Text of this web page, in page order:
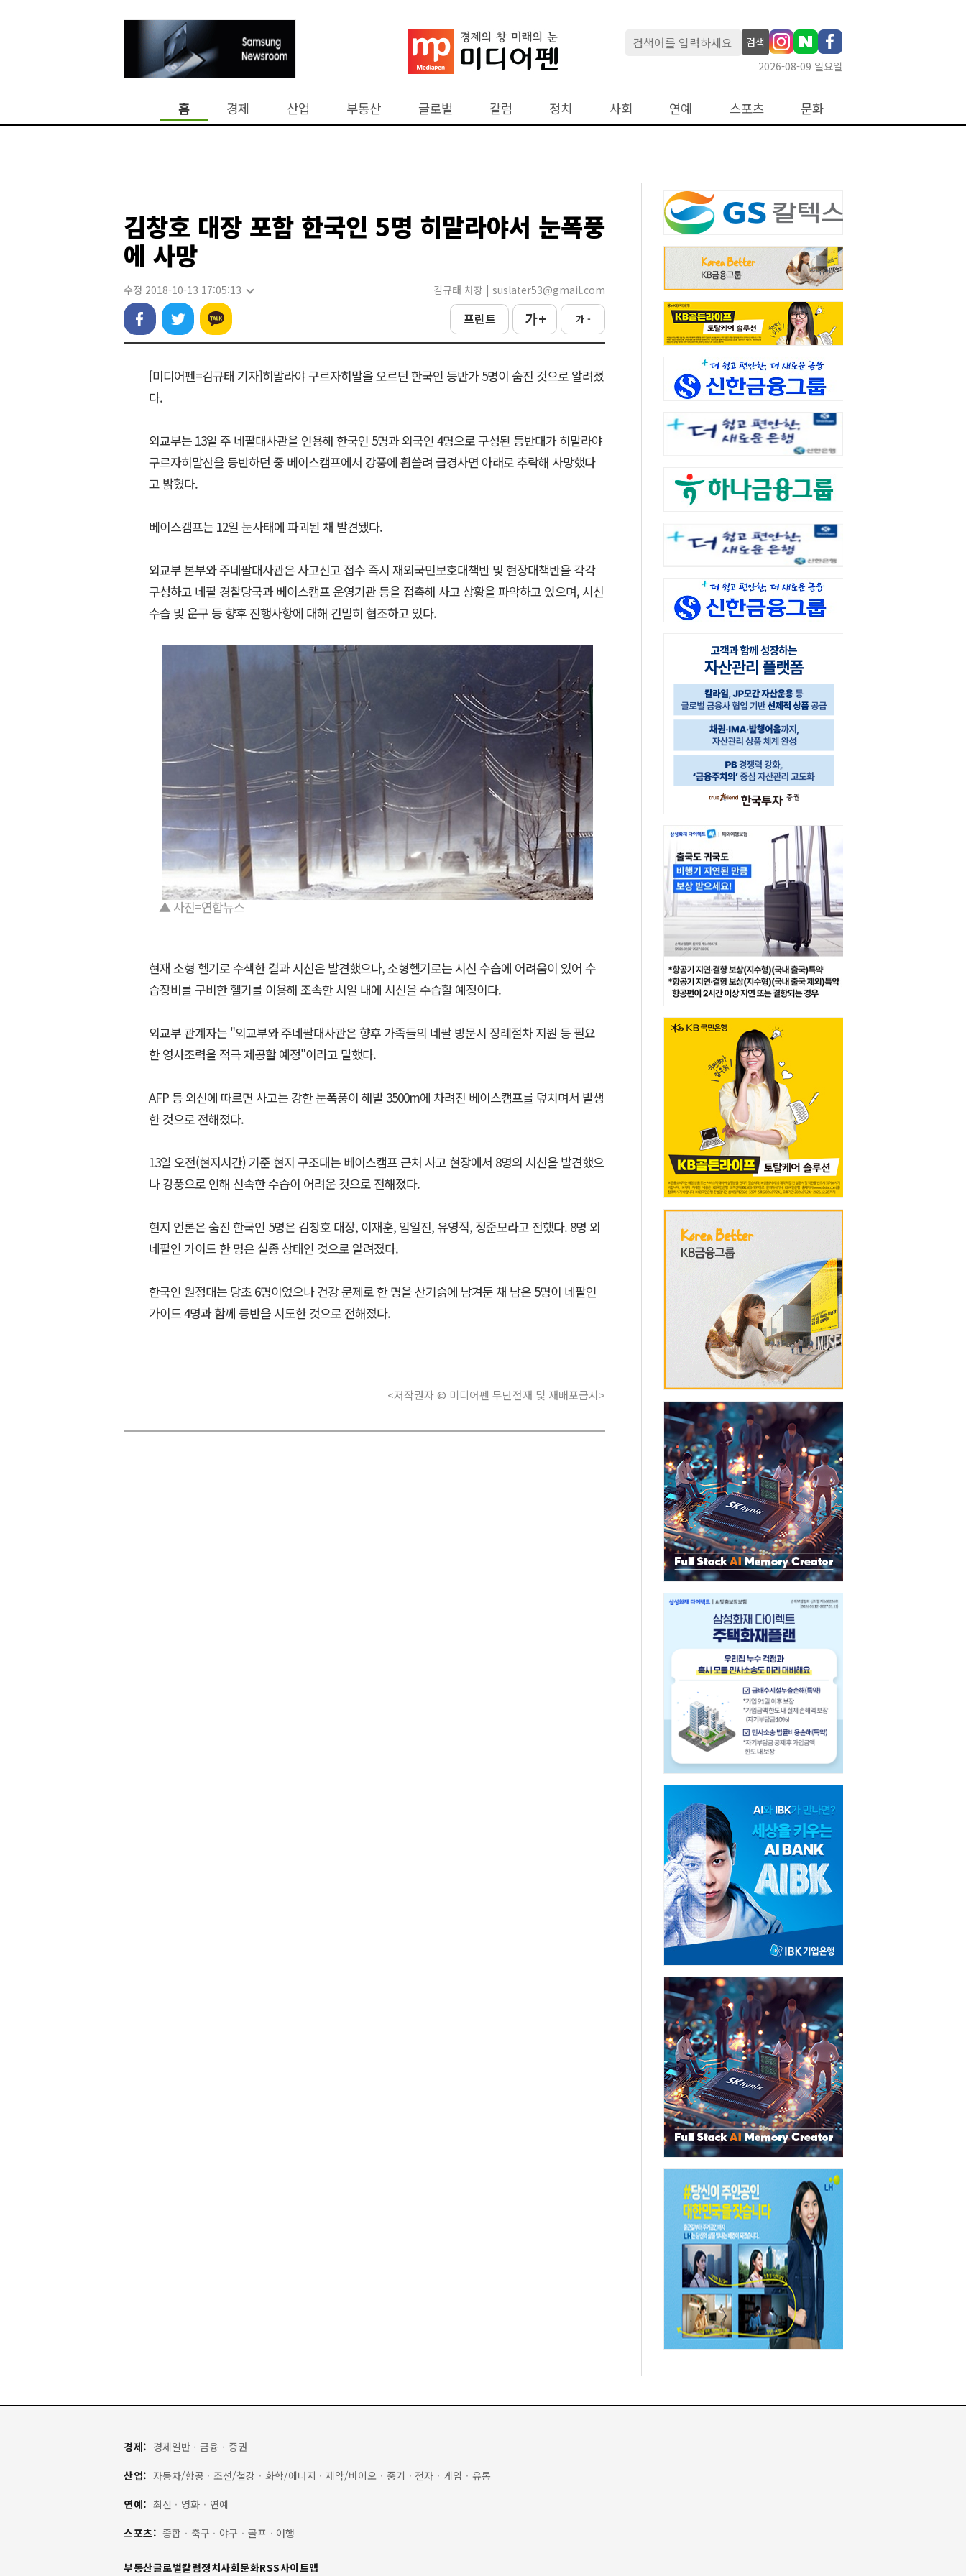
검색
2026-08-09 일요일
홈 경제 산업 부동산 글로벌 칼럼 정치 사회 연예 스포츠 문화
김창호 대장 포함 한국인 5명 히말라야서 눈폭풍
에 사망
수정 2018-10-13 17:05:13 김규태 차장 | suslater53@gmail.com
프린트 가 + 가 -
[미디어펜=김규태 기자]히말라야 구르자히말을 오르던 한국인 등반가 5명이 숨진 것으로 알려졌
다.
외교부는 13일 주 네팔대사관을 인용해 한국인 5명과 외국인 4명으로 구성된 등반대가 히말라야
구르자히말산을 등반하던 중 베이스캠프에서 강풍에 휩쓸려 급경사면 아래로 추락해 사망했다
고 밝혔다.
베이스캠프는 12일 눈사태에 파괴된 채 발견됐다.
외교부 본부와 주네팔대사관은 사고신고 접수 즉시 재외국민보호대책반 및 현장대책반을 각각
구성하고 네팔 경찰당국과 베이스캠프 운영기관 등을 접촉해 사고 상황을 파악하고 있으며, 시신
수습 및 운구 등 향후 진행사항에 대해 긴밀히 협조하고 있다.
▲ 사진=연합뉴스
현재 소형 헬기로 수색한 결과 시신은 발견했으나, 소형헬기로는 시신 수습에 어려움이 있어 수
습장비를 구비한 헬기를 이용해 조속한 시일 내에 시신을 수습할 예정이다.
외교부 관계자는 "외교부와 주네팔대사관은 향후 가족들의 네팔 방문시 장례절차 지원 등 필요
한 영사조력을 적극 제공할 예정"이라고 말했다.
AFP 등 외신에 따르면 사고는 강한 눈폭풍이 해발 3500m에 차려진 베이스캠프를 덮치며서 발생
한 것으로 전해졌다.
13일 오전(현지시간) 기준 현지 구조대는 베이스캠프 근처 사고 현장에서 8명의 시신을 발견했으
나 강풍으로 인해 신속한 수습이 어려운 것으로 전해졌다.
현지 언론은 숨진 한국인 5명은 김창호 대장, 이재훈, 임일진, 유영직, 정준모라고 전했다. 8명 외
네팔인 가이드 한 명은 실종 상태인 것으로 알려졌다.
한국인 원정대는 당초 6명이었으나 건강 문제로 한 명을 산기슭에 남겨둔 채 남은 5명이 네팔인
가이드 4명과 함께 등반을 시도한 것으로 전해졌다.
<저작권자 © 미디어펜 무단전재 및 재배포금지>
경제: 경제일반 · 금융 · 증권
산업: 자동차/항공 · 조선/철강 · 화학/에너지 · 제약/바이오 · 중기 · 전자 · 게임 · 유통
연예: 최신 · 영화 · 연예
스포츠: 종합 · 축구 · 야구 · 골프 · 여행
부동산글로벌칼럼정치사회문화RSS사이트맵